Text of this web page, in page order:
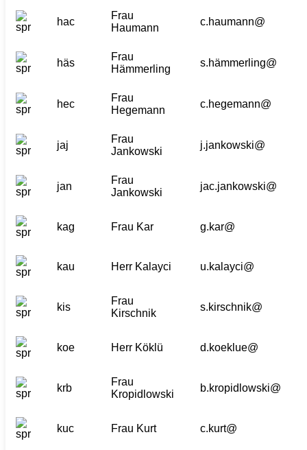
hac
Frau
Haumann
c.haumann@
häs
Frau
Hämmerling
s.hämmerling@
hec
Frau
Hegemann
c.hegemann@
jaj
Frau
Jankowski
j.jankowski@
jan
Frau
Jankowski
jac.jankowski@
kag Frau Kar g.kar@
kau Herr Kalayci u.kalayci@
kis
Frau
Kirschnik
s.kirschnik@
koe Herr Köklü d.koeklue@
krb
Frau
Kropidlowski
b.kropidlowski@
kuc Frau Kurt c.kurt@